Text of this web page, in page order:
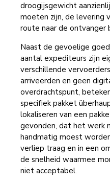
droogijsgewicht
moeten zijn, de levering
route naar de ontvanger
Naast de gevoelige
aantal expediteurs zijn
verschillende
arriveerden en geen
overdrachtspunt,
specifiek pakket
lokaliseren van een
gevonden, dat het werk
handmatig moest
verliep traag en in een
de snelheid waarmee
niet acceptabel.